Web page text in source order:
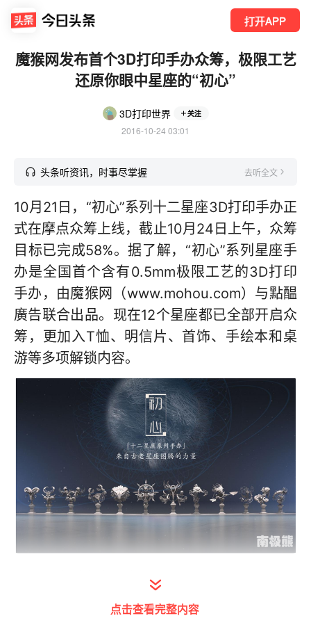
打开APP
魔猴网发布首个3D打印手办众筹，极限工艺
还原你眼中星座的“初心”
3D打印世界 关注
2016-10-24 03:01
头条听资讯，时事尽掌握 去听全文
10月21日，“初心”系列十二星座3D打印手办正
式在摩点众筹上线，截止10月24日上午，众筹
目标已完成58%。据了解，“初心”系列星座手
办是全国首个含有0.5mm极限工艺的3D打印
手办，由魔猴网（www.mohou.com）与點醖
廣告联合出品。现在12个星座都已全部开启众
筹，更加入T恤、明信片、首饰、手绘本和桌
游等多项解锁内容。
初心星座手办宣传海报
初心不改，3D打印助力设计梦想变现
点击查看完整内容